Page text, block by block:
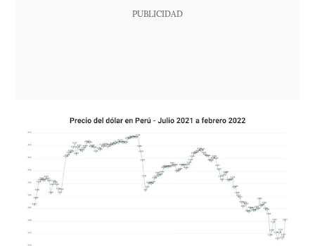
PUBLICIDAD